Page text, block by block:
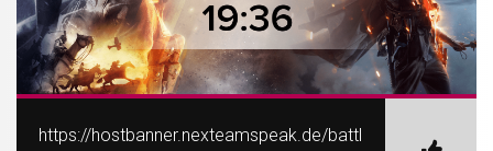
https://hostbanner.nexteamspeak.de/battl